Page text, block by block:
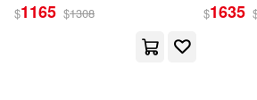
譚亞紅（主編）
湖南文藝出版社(1)
湖南美術出版社(1)
$1165 $1308 $1635